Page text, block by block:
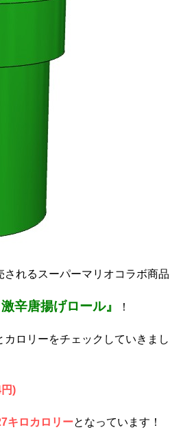
されるスーパーマリオコラボ商品
辛唐揚げロール』 ！
ロリーをチェックしていきまし
)
キロカロリーとなっています！